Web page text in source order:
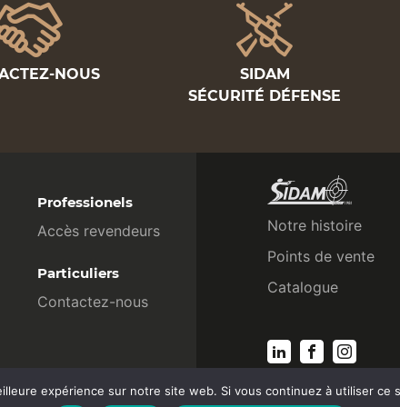
NOUS
SIDAM
SÉCURITÉ DÉFENSE
Professionels
Accès revendeurs
Particuliers
Contactez-nous
Notre histoire
Points de vente
Catalogue
expérience sur notre site web. Si vous continuez à utiliser